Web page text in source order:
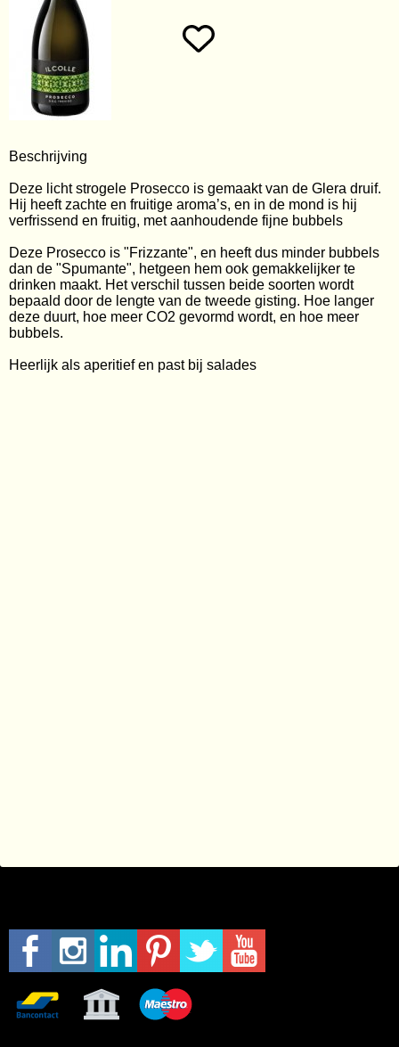
Contact
Webshop
Wijnen per land
Wijnen per gebied
Wijnhuis
Wijnpakketten
Beschrijving
Deze licht strogele Prosecco is gemaakt van de Glera druif.
Hij heeft zachte en fruitige aroma’s, en in de mond is hij
verfrissend en fruitig, met aanhoudende fijne bubbels
Deze Prosecco is "Frizzante", en heeft dus minder bubbels
dan de "Spumante", hetgeen hem ook gemakkelijker te
drinken maakt. Het verschil tussen beide soorten wordt
bepaald door de lengte van de tweede gisting. Hoe langer
deze duurt, hoe meer CO2 gevormd wordt, en hoe meer
bubbels.
Heerlijk als aperitief en past bij salades